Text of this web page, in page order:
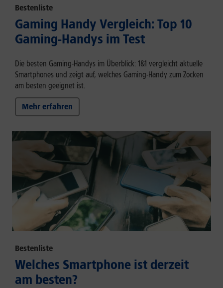
Bestenliste
Gaming Handy Vergleich: Top 10
Gaming-Handys im Test
Die besten Gaming-Handys im Überblick: 1&1 vergleicht aktuelle
Smartphones und zeigt auf, welches Gaming-Handy zum Zocken
am besten geeignet ist.
Mehr erfahren
Bestenliste
Welches Smartphone ist derzeit
am besten?